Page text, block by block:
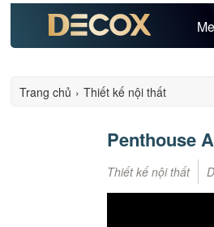
Trang chủ › Thiết kế nội thất
Penthouse
Thiết kế nội thất